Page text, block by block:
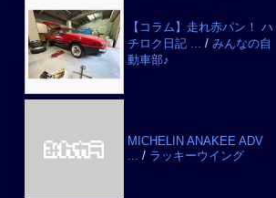
【コラム】走れ赤パン！ ハ
チロク日記 ...
/ みんなの自
動車部♪
MICHELIN ANAKEE ADV
/ ラッキーウイング